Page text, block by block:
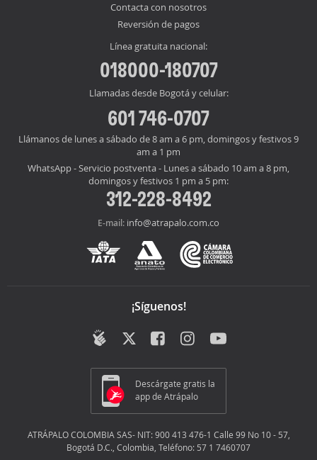
Contacta con nosotros
Reversión de pagos
Línea gratuita nacional:
018000-180707
Llamadas desde Bogotá y celular:
601 746-0707
Llámanos de lunes a sábado de 8 am a 6 pm, domingos y festivos 9
am a 1 pm
WhatsApp - Servicio postventa - Lunes a sábado 10 am a 8 pm,
domingos y festivos 1 pm a 5 pm:
312-228-8492
E-mail: info@atrapalo.com.co
¡Síguenos!
Descárgate gratis la
app de Atrápalo
ATRÁPALO COLOMBIA SAS- NIT: 900 413 476-1 Calle 99 No 10 - 57,
Bogotá D.C., Colombia, Teléfono: 57 1 7460707